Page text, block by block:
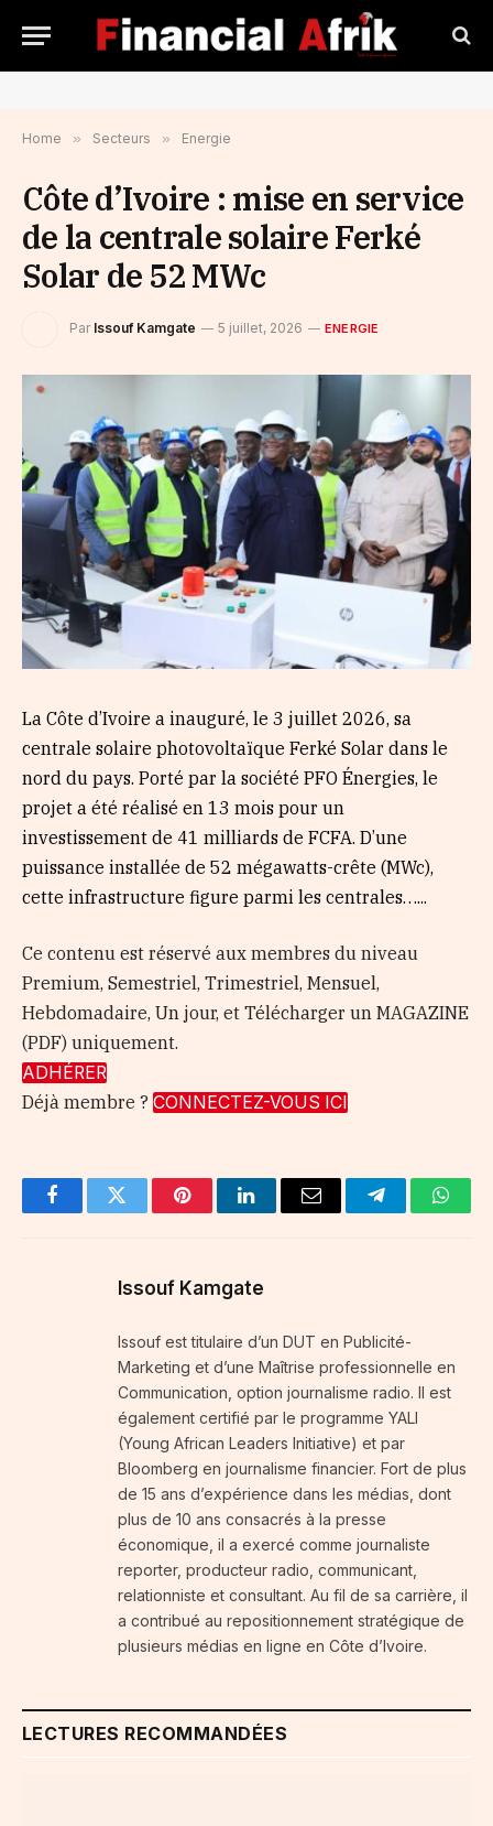
Home » Secteurs » Energie
Côte d’Ivoire : mise en service
de la centrale solaire Ferké
Solar de 52 MWc
Par Issouf Kamgate 5 juillet, 2026 ENERGIE
La Côte d’Ivoire a inauguré, le 3 juillet 2026, sa
centrale solaire photovoltaïque Ferké Solar dans le
nord du pays. Porté par la société PFO Énergies, le
projet a été réalisé en 13 mois pour un
investissement de 41 milliards de FCFA. D’une
puissance installée de 52 mégawatts-crête (MWc),
cette infrastructure figure parmi les centrales…...
Ce contenu est réservé aux membres du niveau
Premium, Semestriel, Trimestriel, Mensuel,
Hebdomadaire, Un jour, et Télécharger un MAGAZINE
(PDF) uniquement.
ADHÉRER
Déjà membre ? CONNECTEZ-VOUS ICI
FacebookTwitter PinterestLinkedInEmail Telegram
Issouf Kamgate
Issouf est titulaire d’un DUT en Publicité-
Marketing et d’une Maîtrise professionnelle en
Communication, option journalisme radio. Il est
également certifié par le programme YALI
(Young African Leaders Initiative) et par
Bloomberg en journalisme financier. Fort de plus
de 15 ans d’expérience dans les médias, dont
plus de 10 ans consacrés à la presse
économique, il a exercé comme journaliste
reporter, producteur radio, communicant,
relationniste et consultant. Au fil de sa carrière, il
a contribué au repositionnement stratégique de
plusieurs médias en ligne en Côte d’Ivoire.
LECTURES RECOMMANDÉES